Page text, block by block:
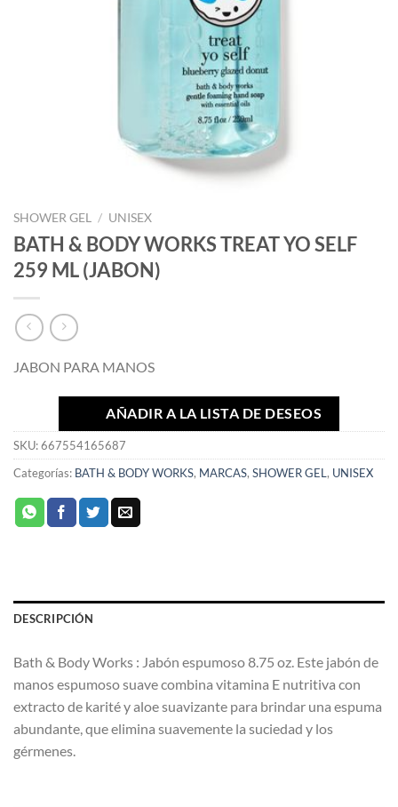
SHOWER GEL / UNISEX
BATH & BODY WORKS TREAT YO SELF
259 ML (JABON)
JABON PARA MANOS
AÑADIR A LA LISTA DE DESEOS
SKU:667554165687
Categorías: BATH & BODY WORKS, MARCAS, SHOWER GEL , UNISEX
DESCRIPCIÓN
Bath & Body Works : Jabón espumoso 8.75 oz. Este jabón de
manos espumoso suave combina vitamina E nutritiva con
extracto de karité y aloe suavizante para brindar una espuma
abundante, que elimina suavemente la suciedad y los
gérmenes.